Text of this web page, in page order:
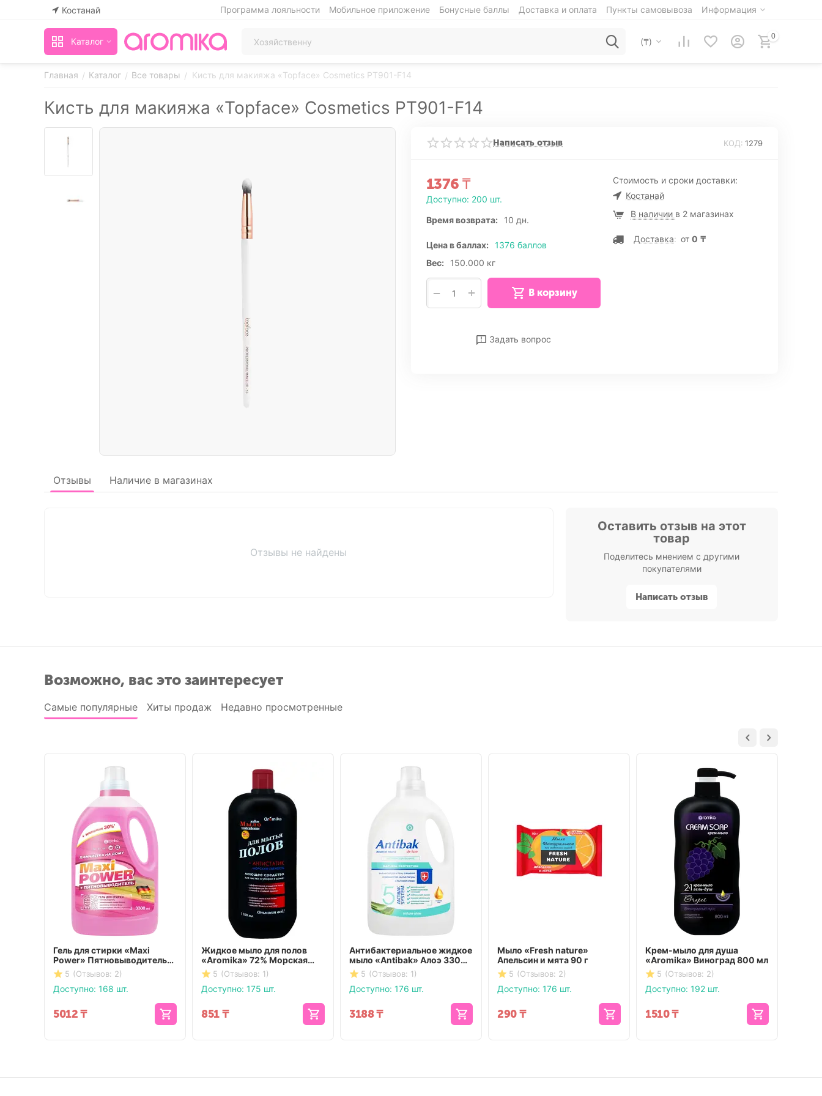
Костанай Программа лояльности Мобильное приложение Бонусные баллы Доставка и оплата Пункты самовывоза Информация
Каталог (₸)
0
Главная / Каталог / Все товары / Кисть для макияжа «Topface» Cosmetics РТ901-F14
Кисть для макияжа «Topface» Cosmetics РТ901-F14
Написать отзыв КОД: 1279
1376 ₸
Доступно: 200 шт.
Время возврата: 10 дн.
Цена в баллах: 1376 баллов
Вес:
150.000 кг
+
− В корзину
Задать вопрос
Стоимость и сроки доставки:
Костанай
В наличии в 2 магазинах
Доставка: от 0 ₸
Отзывы Наличие в магазинах
Отзывы не найдены
Оставить отзыв на этот
товар
Поделитесь мнением с другими
покупателями
Написать отзыв
Возможно, вас это заинтересует
Самые популярные Хиты продаж Недавно просмотренные
Гель для стирки «Maxi
Power» Пятновыводитель
3300 мл
5 (Отзывов: 2)
Доступно: 168 шт.
5012₸
Жидкое мыло для полов
«Aromika» 72% Морская
свежесть 1100 мл
5 (Отзывов: 1)
Доступно: 175 шт.
851₸
Антибактериальное жидкое
мыло «Antibak» Алоэ 3300
мл 5 (Отзывов: 1)
Доступно: 176 шт.
3188₸
Мыло «Fresh nature»
Апельсин и мята 90 г
5 (Отзывов: 2)
Доступно: 176 шт.
290₸
Крем-мыло для душа
«Aromika» Виноград 800 мл
5 (Отзывов: 2)
Доступно: 192 шт.
1510₸